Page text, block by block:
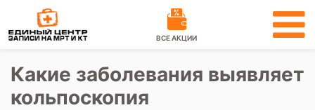
ВСЕ АКЦИИ
Какие заболевания выявляет
кольпоскопия